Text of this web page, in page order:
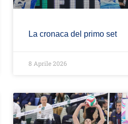
La cronaca del primo set
8 Aprile 2026